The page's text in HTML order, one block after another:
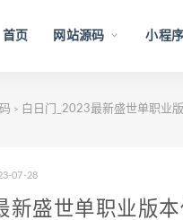
首页 网站源码 小程
> 白日门_2023最新盛世单职业
07-28
新盛世单职业版